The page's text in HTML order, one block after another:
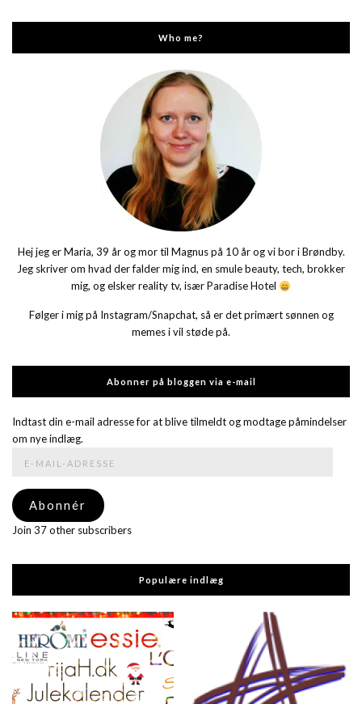
Who me?
Hej jeg er Maria, 39 år og mor til Magnus på 10 år og vi bor i Brøndby.
Jeg skriver om hvad der falder mig ind, en smule beauty, tech, brokker
mig, og elsker reality tv, især Paradise Hotel
Følger i mig på Instagram/Snapchat, så er det primært sønnen og
memes i vil støde på.
Abonner på bloggen via e-mail
Indtast din e-mail adresse for at blive tilmeldt og modtage påmindelser
om nye indlæg.
adresse
Abonnér
Join 37 other subscribers
Populære indlæg